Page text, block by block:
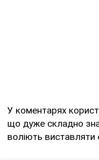
У коментарях
що дуже складно
воліють виставляти